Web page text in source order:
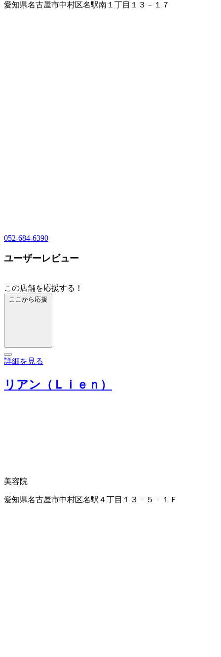
愛知県名古屋市中村区名駅南１丁目１３－１７
052-684-6390
ユーザーレビュー
この店舗を応援する！
ここから応援
詳細を見る
リアン（Ｌｉｅｎ）
美容院
愛知県名古屋市中村区名駅４丁目１３－５－１Ｆ